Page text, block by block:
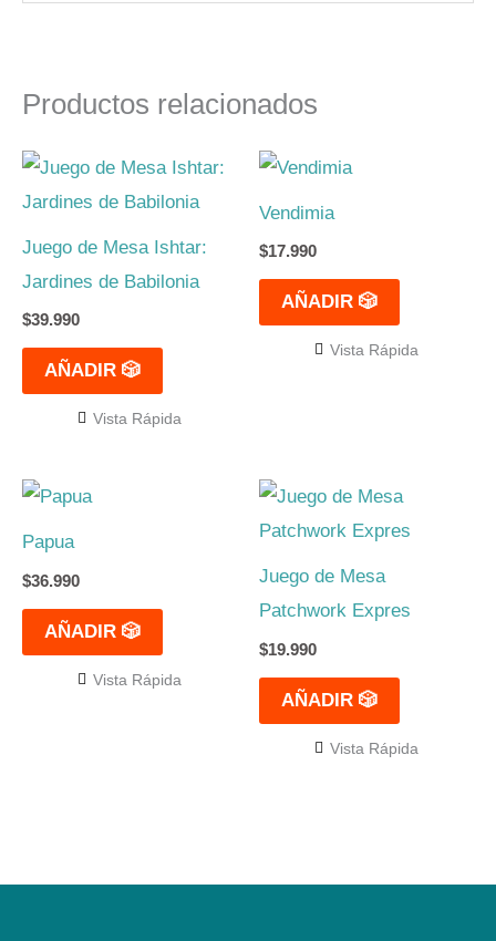
Productos relacionados
Juego de Mesa Ishtar:
Jardines de Babilonia
$39.990
AÑADIR 🎲
Vista Rápida
Vendimia
$17.990
AÑADIR 🎲
Vista Rápida
Papua
$36.990
AÑADIR 🎲
Vista Rápida
Juego de Mesa
Patchwork Expres
$19.990
AÑADIR 🎲
Vista Rápida